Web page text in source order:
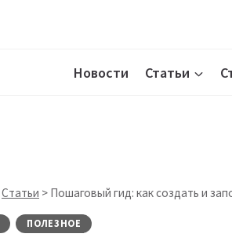
Новости Статьи
Статьи > Пошаговый гид: как создать и
ПОЛЕЗНОЕ